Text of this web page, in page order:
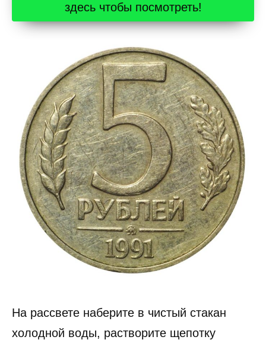
здесь чтобы посмотреть!
На рассвете наберите в чистый стакан
холодной воды, растворите щепотку